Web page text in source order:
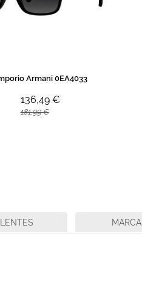
Armani 0EA4033
136,49 €
181,99 €
LENTES MARCA